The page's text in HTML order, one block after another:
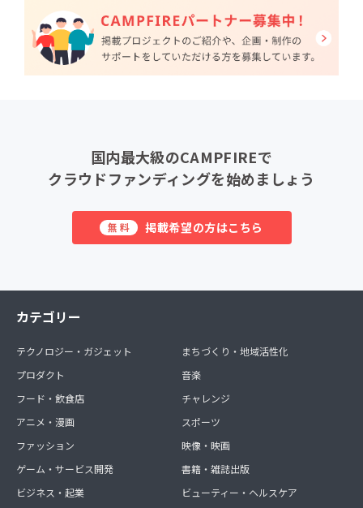
国内最大級のCAMPFIREで
クラウドファンディングを始めましょう
無料 掲載希望の方はこちら
カテゴリー
テクノロジー・ガジェット
プロダクト
フード・飲食店
アニメ・漫画
ファッション
ゲーム・サービス開発
ビジネス・起業
まちづくり・地域活性化
音楽
チャレンジ
スポーツ
映像・映画
書籍・雑誌出版
ビューティー・ヘルスケア